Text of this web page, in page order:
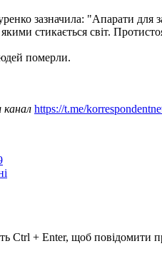
зазначила: "Апарати для
стикається світ.
померли.
канал https://t.me/
Ctrl + Enter, щоб повідомити